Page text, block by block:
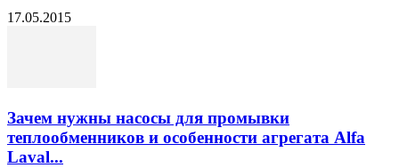
17.05.2015
Зачем нужны насосы для промывки
теплообменников и особенности агрегата Alfa
Laval...